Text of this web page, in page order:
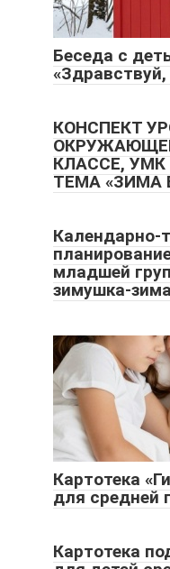
Беседа с
КОНСПЕКТ
КЛАССЕ, УМК
ТЕМА «ЗИМА
Календарно-
младшей
зимушка-
Картотека
для средней
Картотека